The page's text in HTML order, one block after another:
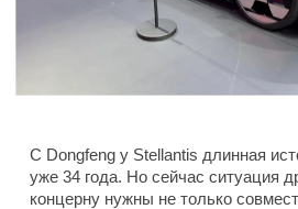
С Dongfeng у Stellantis длинная
уже 34 года. Но сейчас ситуация
концерну нужны не только